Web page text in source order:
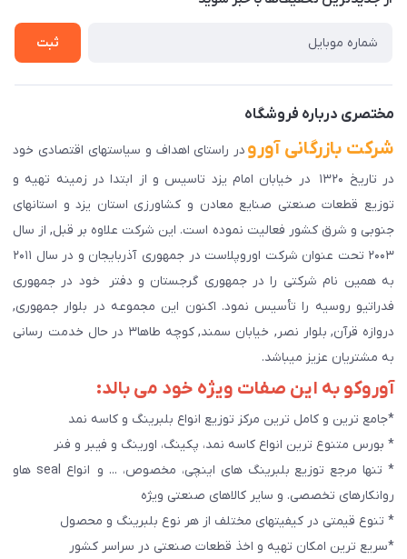
راهنمای ثبت سفارش
سوالات متداول
ثبت
مختصری درباره فروشگاه
شرکت بازرگانی آورو در راستای اهداف و سیاستهای اقتصادی خود
در تاریخ ۱۳۲۰ در خیابان امام یزد تاسیس و از ابتدا در زمینه تهیه و
توزیع قطعات صنعتی صنایع معادن و کشاورزی استان یزد و استانهای
جنوبی و شرق کشور فعالیت نموده است. این شرکت علاوه بر قبل, از سال
۲۰۰۳ تحت عنوان شرکت اوروپلاست در جمهوری آذربایجان و در سال ۲۰۱۱
به همین نام شرکتی را در جمهوری گرجستان و دفتر خود در جمهوری
فدراتیو روسیه را تأسیس نمود. اکنون این مجموعه در بلوار جمهوری,
دروازه قرآن, بلوار نصر, خیابان سمند, کوچه طاها۳ در حال خدمت رسانی
به مشتریان عزیز میباشد.
آوروکو به این صفات ویژه خود می بالد:
*جامع ترین و کامل ترین مرکز توزیع انواع بلبرینگ و کاسه نمد
* بورس متنوع ترین انواع کاسه نمد، پکینگ، اورینگ و فیبر و فنر
* تنها مرجع توزیع بلبرینگ های اینچی، مخصوص، ... و انواع seal هاو
روانکارهای تخصصی. و سایر کالاهای صنعتی ويژه
* تنوع قیمتی در کیفیتهای مختلف از هر نوع بلبرینگ و محصول
*سریع ترین امکان تهیه و اخذ قطعات صنعتی در سراسر کشور